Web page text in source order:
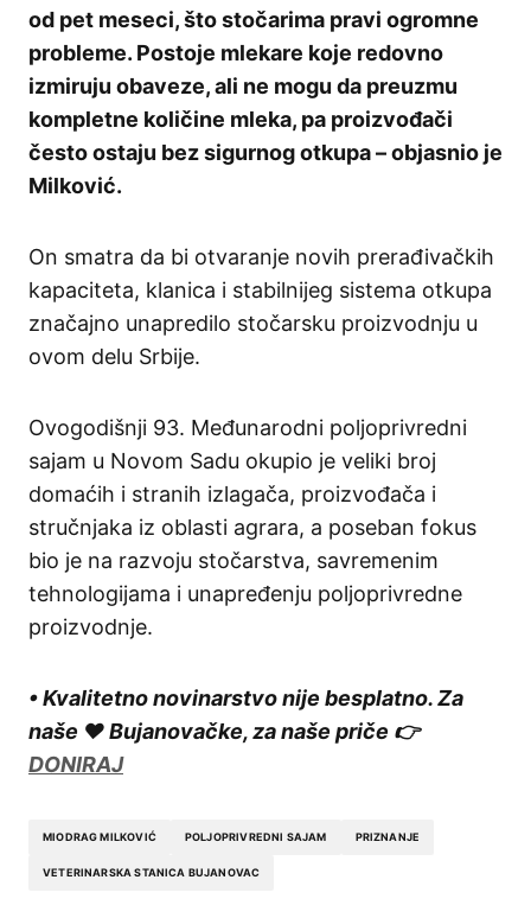
od pet meseci, što stočarima pravi ogromne
probleme. Postoje mlekare koje redovno
izmiruju obaveze, ali ne mogu da preuzmu
kompletne količine mleka, pa proizvođači
često ostaju bez sigurnog otkupa – objasnio je
Milković.
On smatra da bi otvaranje novih prerađivačkih
kapaciteta, klanica i stabilnijeg sistema otkupa
značajno unapredilo stočarsku proizvodnju u
ovom delu Srbije.
Ovogodišnji 93. Međunarodni poljoprivredni
sajam u Novom Sadu okupio je veliki broj
domaćih i stranih izlagača, proizvođača i
stručnjaka iz oblasti agrara, a poseban fokus
bio je na razvoju stočarstva, savremenim
tehnologijama i unapređenju poljoprivredne
proizvodnje.
• Kvalitetno novinarstvo nije besplatno. Za
naše ❤️ Bujanovačke, za naše priče 👉
DONIRAJ
MIODRAG MILKOVIĆ POLJOPRIVREDNI SAJAM PRIZNANJE
VETERINARSKA STANICA BUJANOVAC